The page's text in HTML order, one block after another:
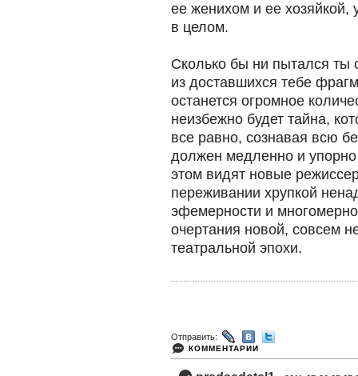
ее женихом и ее хозяйкой,
в целом.
Сколько бы ни пытался ты
из доставшихся тебе
останется огромное
неизбежно будет тайна,
все равно, сознавая всю
должен медленно и
этом видят новые
переживании хрупкой
эфемерности и
очертания новой, совсем
театральной эпохи.​
Отправить:
КОММЕНТАРИИ